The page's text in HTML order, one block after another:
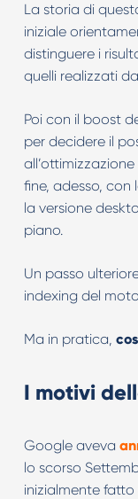
La storia di
iniziale
distinguere i
quelli realizzati
Poi con il boost
per decidere il
fine, adesso, con
la versione
piano.
Un passo
indexing del
Ma in pratica,
I motivi
Google aveva
lo scorso
inizialmente fatto